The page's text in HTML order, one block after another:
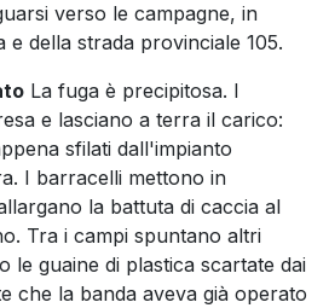
verso le campagne, in
e della strada provinciale 105.
La fuga è precipitosa. I
e lasciano a terra il carico:
sfilati dall'impianto
I barracelli mettono in
la battuta di caccia al
Tra i campi spuntano altri
le guaine di plastica scartate dai
che la banda aveva già operato